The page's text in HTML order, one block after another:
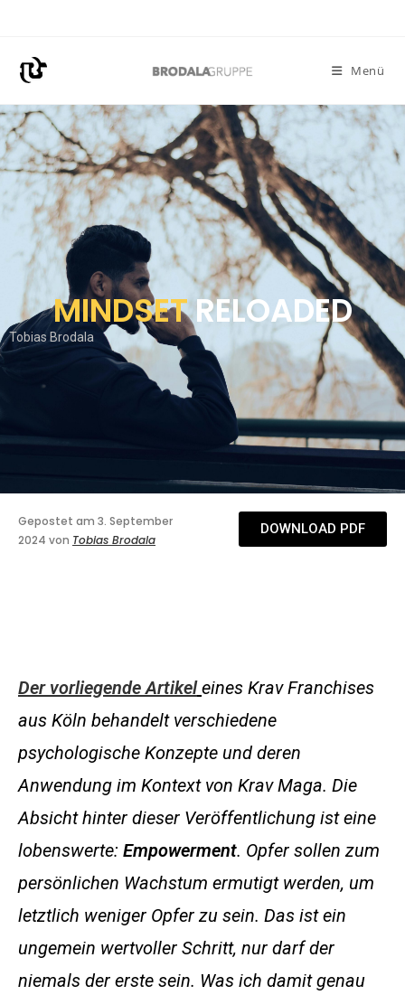
Menü
MINDSETRELOADED
Tobias Brodala
Gepostet am 3. September
2024 von Tobias Brodala
DOWNLOAD PDF
Der vorliegende Artikel eines Krav Franchises
aus Köln behandelt verschiedene
psychologische Konzepte und deren
Anwendung im Kontext von Krav Maga. Die
Absicht hinter dieser Veröffentlichung ist eine
lobenswerte: Empowerment. Opfer sollen zum
persönlichen Wachstum ermutigt werden, um
letztlich weniger Opfer zu sein. Das ist ein
ungemein wertvoller Schritt, nur darf der
niemals der erste sein. Was ich damit genau